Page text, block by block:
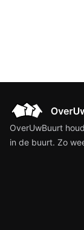
OverUwBuurt
in de buurt. Zo